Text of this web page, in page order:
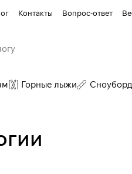
Контакты Вопрос-ответ
Горные лыжи